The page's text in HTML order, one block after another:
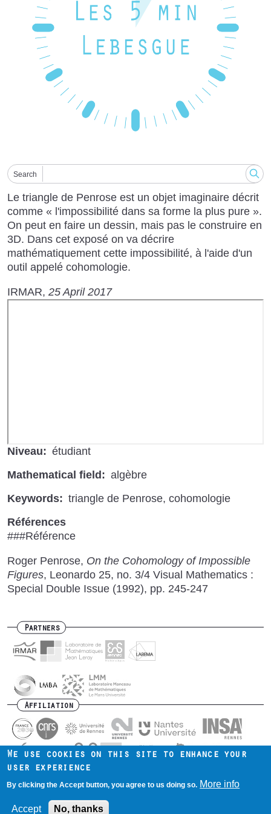
Search
Le triangle de Penrose est un objet imaginaire décrit
comme « l'impossibilité dans sa forme la plus pure ».
On peut en faire un dessin, mais pas le construire en
3D. Dans cet exposé on va décrire
mathématiquement cette impossibilité, à l'aide d'un
outil appelé cohomologie.
IRMAR 25 April 2017
Niveau
étudiant
Mathematical field
algèbre
Keywords
triangle de Penrose cohomologie
Références
###Référence
Roger Penrose, On the Cohomology of Impossible
Figures, Leonardo 25, no. 3/4 Visual Mathematics :
Special Double Issue (1992), pp. 245-247
Partners
Affiliation
Footer
menu
Contact us Intranet Mentions légales
We use cookies on this site to enhance your
user experience
By clicking the Accept button, you agree to us doing so. More info
Accept No, thanks